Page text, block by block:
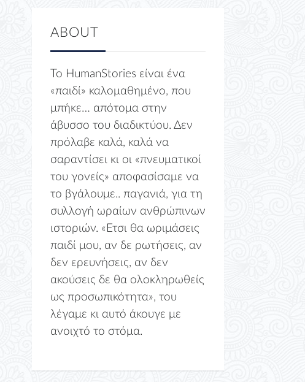
ABOUT
Το HumanStories είναι ένα
«παιδί» καλομαθημένο, που
μπήκε… απότομα στην
άβυσσο του διαδικτύου. Δεν
πρόλαβε καλά, καλά να
σαραντίσει κι οι «πνευματικοί
του γονείς» αποφασίσαμε να
το βγάλουμε.. παγανιά, για τη
συλλογή ωραίων ανθρώπινων
ιστοριών. «Ετσι θα ωριμάσεις
παιδί μου, αν δε ρωτήσεις, αν
δεν ερευνήσεις, αν δεν
ακούσεις δε θα ολοκληρωθείς
ως προσωπικότητα», του
λέγαμε κι αυτό άκουγε με
ανοιχτό το στόμα.